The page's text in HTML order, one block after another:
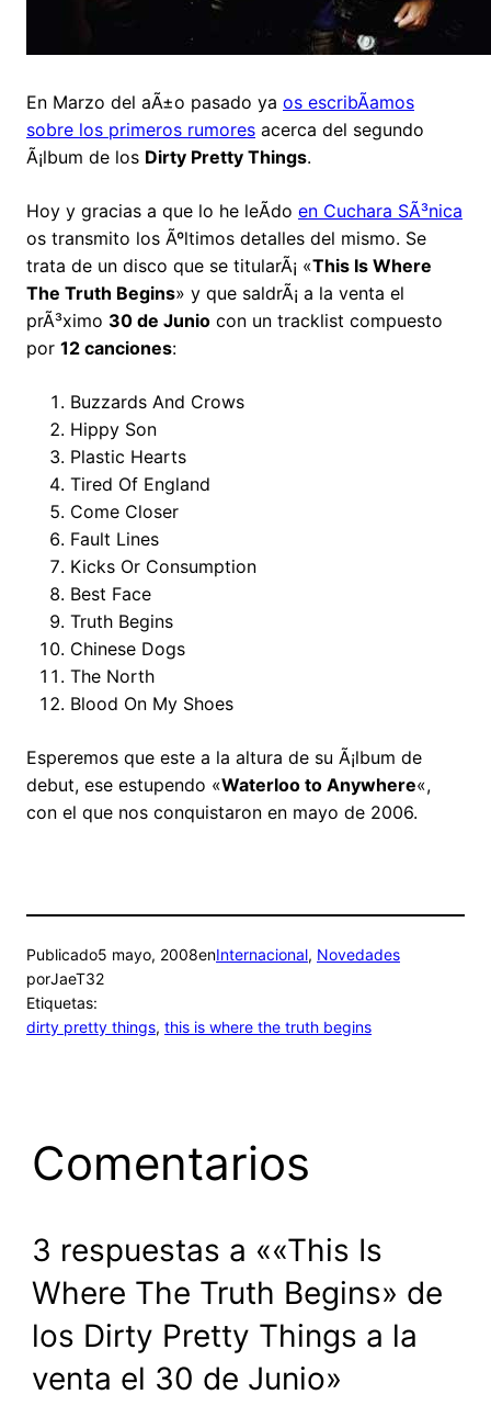
En Marzo del aÃ±o pasado ya os escribÃ­amos
sobre los primeros rumores acerca del segundo
Ã¡lbum de los Dirty Pretty Things.
Hoy y gracias a que lo he leÃ­do en Cuchara SÃ³nica
os transmito los Ãºltimos detalles del mismo. Se
trata de un disco que se titularÃ¡ «This Is Where
The Truth Begins» y que saldrÃ¡ a la venta el
prÃ³ximo 30 de Junio con un tracklist compuesto
por 12 canciones:
Buzzards And Crows
Hippy Son
Plastic Hearts
Tired Of England
Come Closer
Fault Lines
Kicks Or Consumption
Best Face
Truth Begins
Chinese Dogs
The North
Blood On My Shoes
Esperemos que este a la altura de su Ã¡lbum de
debut, ese estupendo «Waterloo to Anywhere«,
con el que nos conquistaron en mayo de 2006.
Publicado5 mayo, 2008enInternacional, Novedades
porJaeT32
Etiquetas:
dirty pretty things, this is where the truth begins
Comentarios
3 respuestas a ««This Is
Where The Truth Begins» de
los Dirty Pretty Things a la
venta el 30 de Junio»